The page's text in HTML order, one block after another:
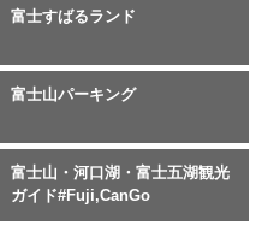
富士すばるランド
富士山パーキング
富士山・河口湖・富士五湖観光
ガイド#Fuji,CanGo